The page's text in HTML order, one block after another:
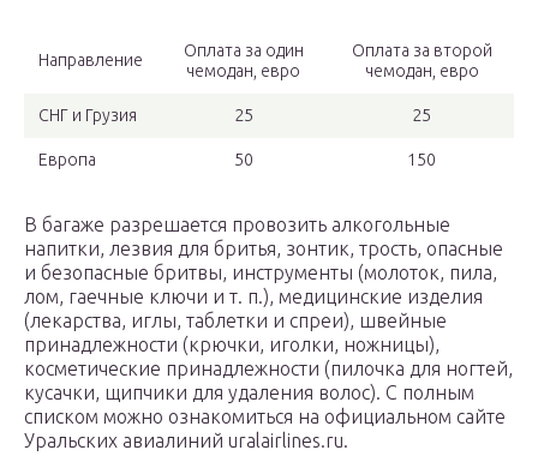
Направление
Оплата за один
чемодан, евро
Оплата за второй
чемодан, евро
СНГ и Грузия 25 25
Европа 50 150
В багаже разрешается провозить алкогольные
напитки, лезвия для бритья, зонтик, трость, опасные
и безопасные бритвы, инструменты (молоток, пила,
лом, гаечные ключи и т. п.), медицинские изделия
(лекарства, иглы, таблетки и спреи), швейные
принадлежности (крючки, иголки, ножницы),
косметические принадлежности (пилочка для ногтей,
кусачки, щипчики для удаления волос). С полным
списком можно ознакомиться на официальном сайте
Уральских авиалиний uralairlines.ru.